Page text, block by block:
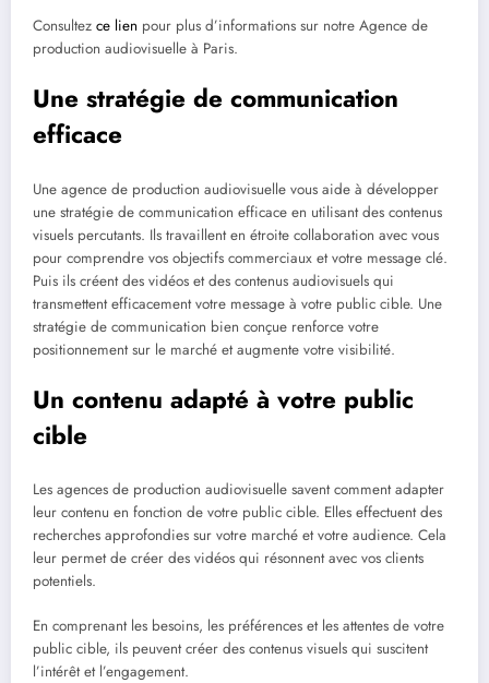
Consultez ce lien pour plus d’informations sur notre Agence de
production audiovisuelle à Paris.
Une stratégie de communication
efficace
Une agence de production audiovisuelle vous aide à développer
une stratégie de communication efficace en utilisant des contenus
visuels percutants. Ils travaillent en étroite collaboration avec vous
pour comprendre vos objectifs commerciaux et votre message clé.
Puis ils créent des vidéos et des contenus audiovisuels qui
transmettent efficacement votre message à votre public cible. Une
stratégie de communication bien conçue renforce votre
positionnement sur le marché et augmente votre visibilité.
Un contenu adapté à votre public
cible
Les agences de production audiovisuelle savent comment adapter
leur contenu en fonction de votre public cible. Elles effectuent des
recherches approfondies sur votre marché et votre audience. Cela
leur permet de créer des vidéos qui résonnent avec vos clients
potentiels.
En comprenant les besoins, les préférences et les attentes de votre
public cible, ils peuvent créer des contenus visuels qui suscitent
l’intérêt et l’engagement.